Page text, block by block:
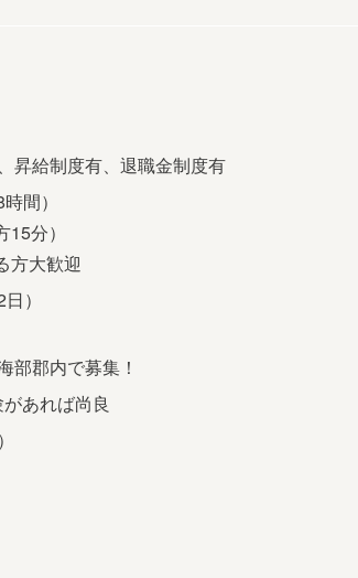
昇給制度有、退職金制度有
間）
分）
方大歓迎
）
部郡内で募集！
あれば尚良